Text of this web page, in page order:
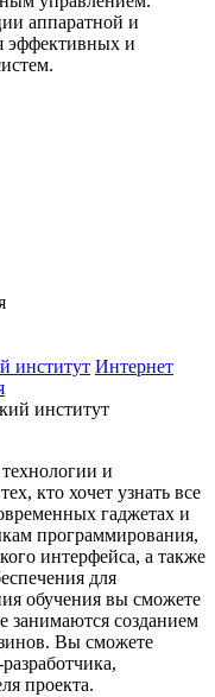
аппаратной и
эффективных и
институт Интернет
и
кто хочет узнать все
гаджетах и
программирования,
интерфейса, а также
для
обучения вы сможете
занимаются созданием
Вы сможете
проекта.